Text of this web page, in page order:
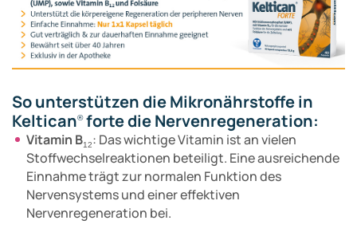
So unterstützen die Mikronährstoffe in
Keltican®forte die Nervenregeneration:
Vitamin B12: Das wichtige Vitamin ist an vielen
Stoffwechselreaktionen beteiligt. Eine ausreichende
Einnahme trägt zur normalen Funktion des
Nervensystems und einer effektiven
Nervenregeneration bei.